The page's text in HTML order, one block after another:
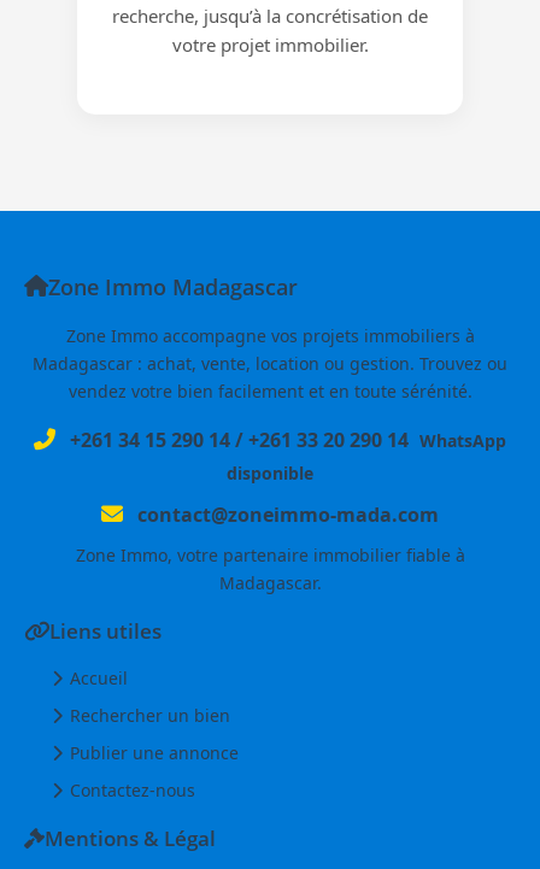
recherche, jusqu’à la concrétisation de
votre projet immobilier.
Zone Immo Madagascar
Zone Immo accompagne vos projets immobiliers à
Madagascar : achat, vente, location ou gestion. Trouvez ou
vendez votre bien facilement et en toute sérénité.
+261 34 15 290 14/+261 33 20 290 14 WhatsApp
disponible
contact@zoneimmo-mada.com
Zone Immo, votre partenaire immobilier fiable à
Madagascar.
Liens utiles
Accueil
Rechercher un bien
Publier une annonce
Contactez-nous
Mentions & Légal